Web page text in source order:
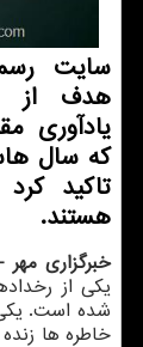
سایت
یادآوری
كه سال
تاكید
هستند.
خبرگزاری
یكی از
شده است. یكی
خاطره ها